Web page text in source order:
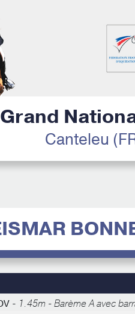
Grand
Canteleu
- 1.45m - Barème A avec